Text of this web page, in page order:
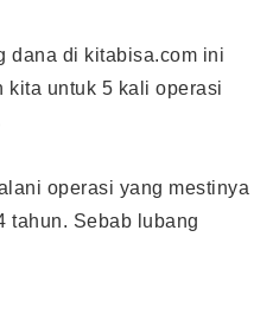
dana di kitabisa.com ini
kita untuk 5 kali operasi
operasi yang mestinya
tahun. Sebab lubang